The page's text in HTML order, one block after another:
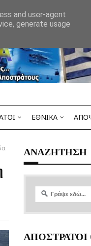
ΕΘΝΙΚΑ
ΑΝΑΖΗΤΗΣΗ
and user-agent
generate usage